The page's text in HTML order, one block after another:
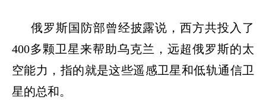
俄罗斯国防部曾经披露说，西方共投入了
400多颗卫星来帮助乌克兰，远超俄罗斯的太
空能力，指的就是这些遥感卫星和低轨通信卫
星的总和。